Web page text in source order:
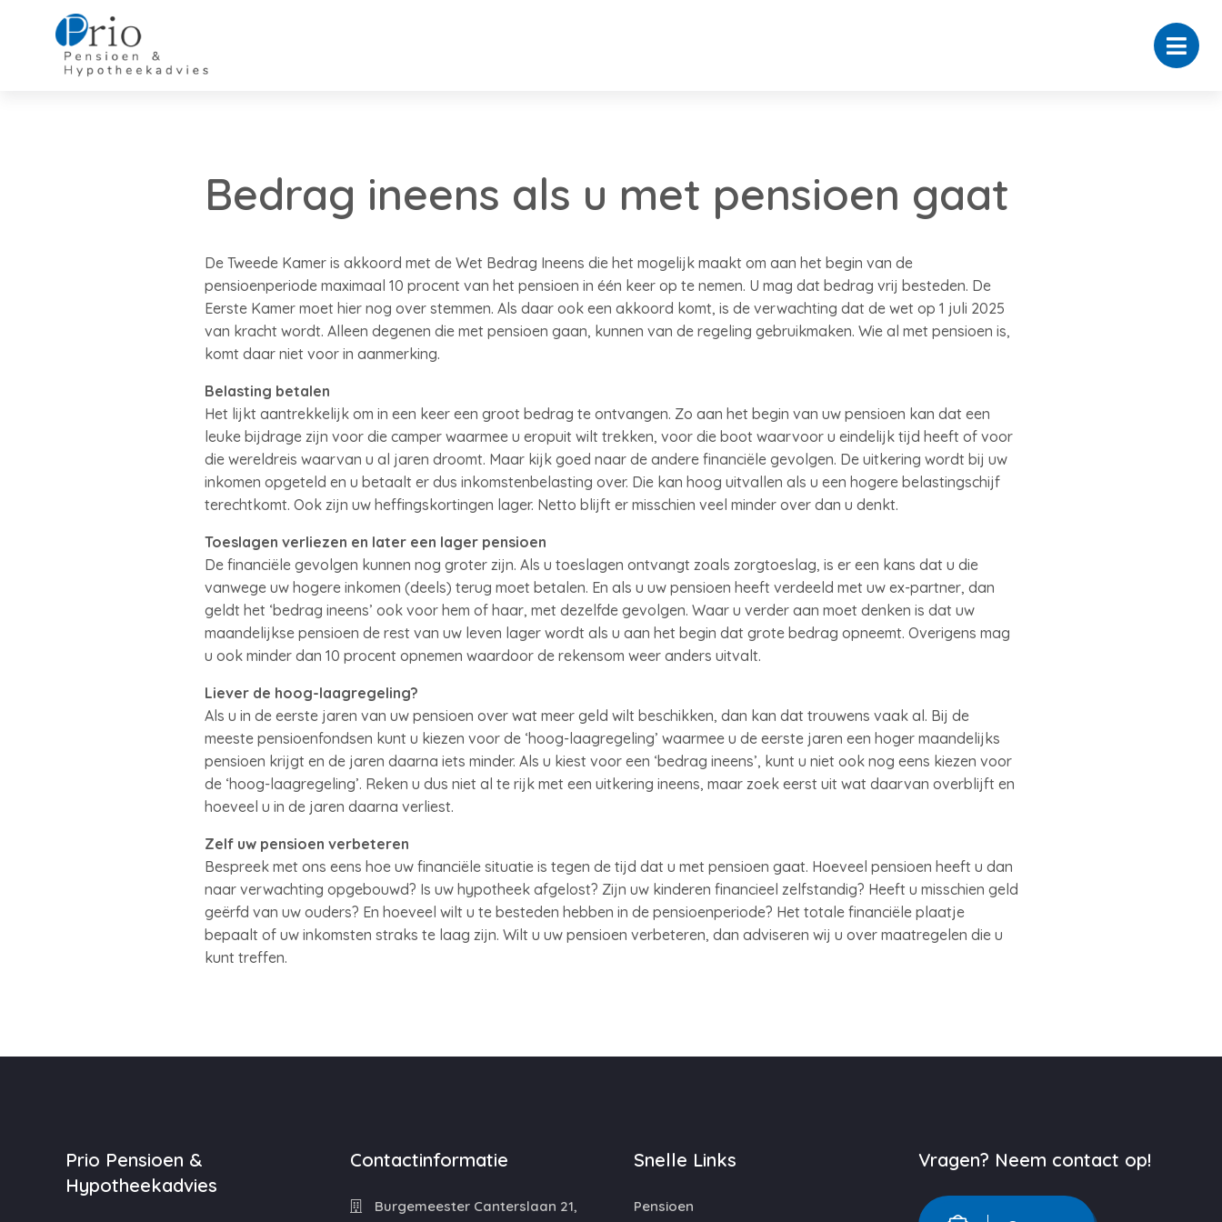
Bedrag ineens als u met pensioen gaat
De Tweede Kamer is akkoord met de Wet Bedrag Ineens die het mogelijk maakt om aan het begin van de
pensioenperiode maximaal 10 procent van het pensioen in één keer op te nemen. U mag dat bedrag vrij besteden. De
Eerste Kamer moet hier nog over stemmen. Als daar ook een akkoord komt, is de verwachting dat de wet op 1 juli 2025
van kracht wordt. Alleen degenen die met pensioen gaan, kunnen van de regeling gebruikmaken. Wie al met pensioen is,
komt daar niet voor in aanmerking.
Belasting betalen
Het lijkt aantrekkelijk om in een keer een groot bedrag te ontvangen. Zo aan het begin van uw pensioen kan dat een
leuke bijdrage zijn voor die camper waarmee u eropuit wilt trekken, voor die boot waarvoor u eindelijk tijd heeft of voor
die wereldreis waarvan u al jaren droomt. Maar kijk goed naar de andere financiële gevolgen. De uitkering wordt bij uw
inkomen opgeteld en u betaalt er dus inkomstenbelasting over. Die kan hoog uitvallen als u een hogere belastingschijf
terechtkomt. Ook zijn uw heffingskortingen lager. Netto blijft er misschien veel minder over dan u denkt.
Toeslagen verliezen en later een lager pensioen
De financiële gevolgen kunnen nog groter zijn. Als u toeslagen ontvangt zoals zorgtoeslag, is er een kans dat u die
vanwege uw hogere inkomen (deels) terug moet betalen. En als u uw pensioen heeft verdeeld met uw ex-partner, dan
geldt het ‘bedrag ineens’ ook voor hem of haar, met dezelfde gevolgen. Waar u verder aan moet denken is dat uw
maandelijkse pensioen de rest van uw leven lager wordt als u aan het begin dat grote bedrag opneemt. Overigens mag
u ook minder dan 10 procent opnemen waardoor de rekensom weer anders uitvalt.
Liever de hoog-laagregeling?
Als u in de eerste jaren van uw pensioen over wat meer geld wilt beschikken, dan kan dat trouwens vaak al. Bij de
meeste pensioenfondsen kunt u kiezen voor de ‘hoog-laagregeling’ waarmee u de eerste jaren een hoger maandelijks
pensioen krijgt en de jaren daarna iets minder. Als u kiest voor een ‘bedrag ineens’, kunt u niet ook nog eens kiezen voor
de ‘hoog-laagregeling’. Reken u dus niet al te rijk met een uitkering ineens, maar zoek eerst uit wat daarvan overblijft en
hoeveel u in de jaren daarna verliest.
Zelf uw pensioen verbeteren
Bespreek met ons eens hoe uw financiële situatie is tegen de tijd dat u met pensioen gaat. Hoeveel pensioen heeft u dan
naar verwachting opgebouwd? Is uw hypotheek afgelost? Zijn uw kinderen financieel zelfstandig? Heeft u misschien geld
geërfd van uw ouders? En hoeveel wilt u te besteden hebben in de pensioenperiode? Het totale financiële plaatje
bepaalt of uw inkomsten straks te laag zijn. Wilt u uw pensioen verbeteren, dan adviseren wij u over maatregelen die u
kunt treffen.
Prio Pensioen &
Hypotheekadvies
Contactinformatie
Burgemeester Canterslaan 21,
Snelle Links
Pensioen
Vragen? Neem contact op!